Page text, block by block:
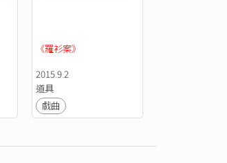
《羅衫案》
2015.9.2
道具
戲曲